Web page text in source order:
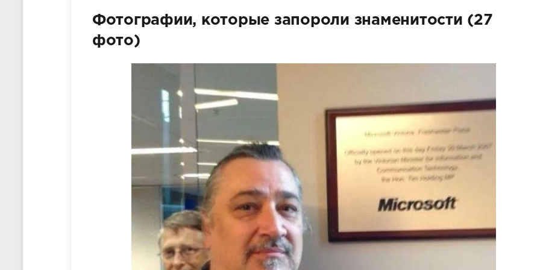
Фотографии, которые запороли знаменитости (27
фото)